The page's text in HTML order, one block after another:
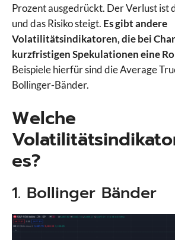
Prozent ausgedrückt. Der Verlust ist
und das Risiko steigt. Es gibt andere
Volatilitätsindikatoren, die bei
kurzfristigen Spekulationen eine
Beispiele hierfür sind die Average
Bollinger-Bänder.
Welche
es?
1. Bollinger Bänder